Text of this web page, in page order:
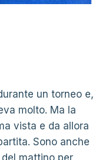
un torneo e,
molto. Ma la
vista e da allora
Sono anche